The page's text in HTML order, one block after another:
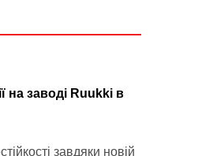
на заводі Ruukki в
завдяки новій